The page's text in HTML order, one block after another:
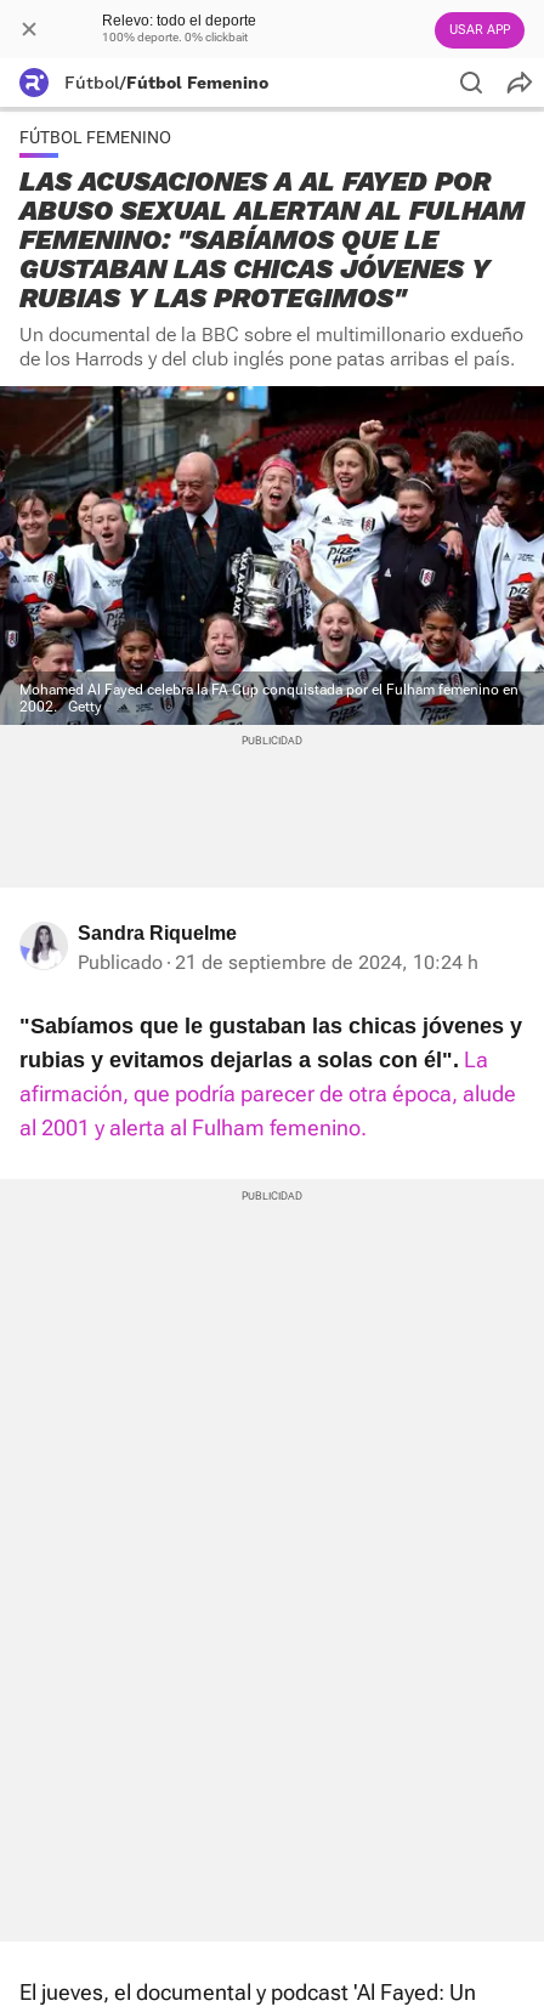
Relevo: todo el deporte
100% deporte. 0% clickbait USAR APP
Fútbol/Fútbol Femenino
FÚTBOL FEMENINO
LAS ACUSACIONES A AL FAYED POR
ABUSO SEXUAL ALERTAN AL FULHAM
FEMENINO: "SABÍAMOS QUE LE
GUSTABAN LAS CHICAS JÓVENES Y
RUBIAS Y LAS PROTEGIMOS"
Un documental de la BBC sobre el multimillonario exdueño
de los Harrods y del club inglés pone patas arribas el país.
Mohamed Al Fayed celebra la FA Cup conquistada por el Fulham femenino en
2002. Getty
Sandra Riquelme
Publicado 21 de septiembre de 2024, 10:24 h
"Sabíamos que le gustaban las chicas jóvenes y
rubias y evitamos dejarlas a solas con él". La
afirmación, que podría parecer de otra época, alude
al 2001 y alerta al Fulham femenino.
El jueves, el documental y podcast 'Al Fayed: Un